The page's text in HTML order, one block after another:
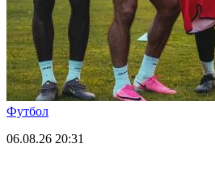
Футбол
06.08.26 20:31